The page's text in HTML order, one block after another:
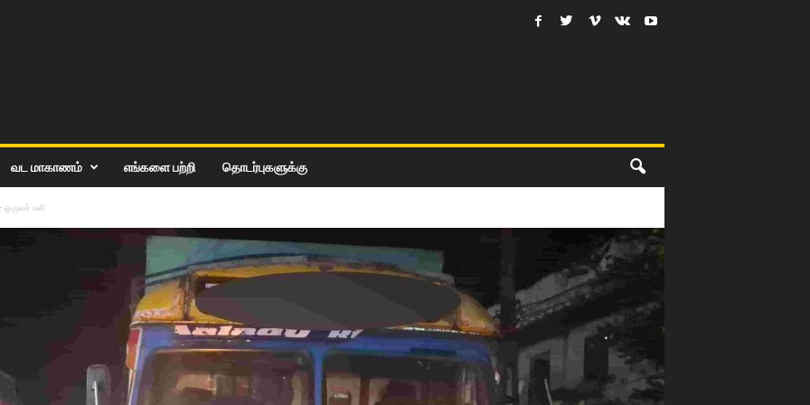
வட மாகாணம் எங்களை பற்றி தொடர்புகளுக்கு
பலி